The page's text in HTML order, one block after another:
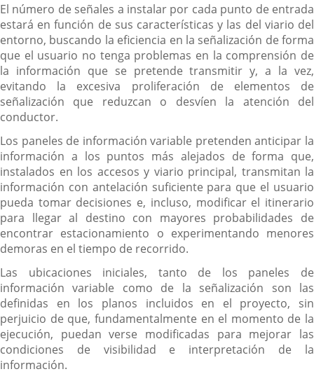
El número de señales a instalar por cada punto de entrada
estará en función de sus características y las del viario del
entorno, buscando la eficiencia en la señalización de forma
que el usuario no tenga problemas en la comprensión de
la información que se pretende transmitir y, a la vez,
evitando la excesiva proliferación de elementos de
señalización que reduzcan o desvíen la atención del
conductor.
Los paneles de información variable pretenden anticipar la
información a los puntos más alejados de forma que,
instalados en los accesos y viario principal, transmitan la
información con antelación suficiente para que el usuario
pueda tomar decisiones e, incluso, modificar el itinerario
para llegar al destino con mayores probabilidades de
encontrar estacionamiento o experimentando menores
demoras en el tiempo de recorrido.
Las ubicaciones iniciales, tanto de los paneles de
información variable como de la señalización son las
definidas en los planos incluidos en el proyecto, sin
perjuicio de que, fundamentalmente en el momento de la
ejecución, puedan verse modificadas para mejorar las
condiciones de visibilidad e interpretación de la
información.